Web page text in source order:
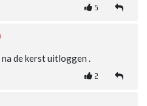
5
de kerst uitloggen .
2